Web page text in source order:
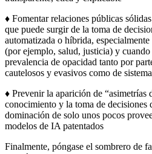
♦ Fomentar relaciones públicas
que puede surgir de la toma de
automatizada o híbrida,
(por ejemplo, salud, justicia) y
prevalencia de opacidad tanto por
cautelosos y evasivos como de
♦ Prevenir la aparición de “asimetrías
conocimiento y la toma de decisiones
dominación de solo unos pocos
modelos de IA patentados
Finalmente, póngase el sombrero de